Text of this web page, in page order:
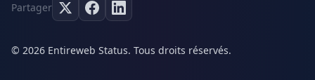
Partager
© 2026 Entireweb Status. Tous droits réservés.